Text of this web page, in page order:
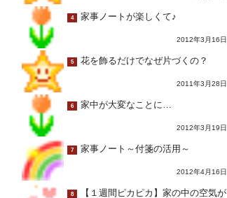
4 家事ノートが楽しくて♪
2012年3月16日
5 花を飾るだけでなぜ片づくの？
2011年3月28日
6 家中が大変なことに…
2012年3月19日
7 家事ノート～付箋の活用～
2012年4月16日
8 【１週間ピカピカ】家の中の空気が